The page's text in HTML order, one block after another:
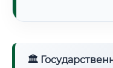
🏛